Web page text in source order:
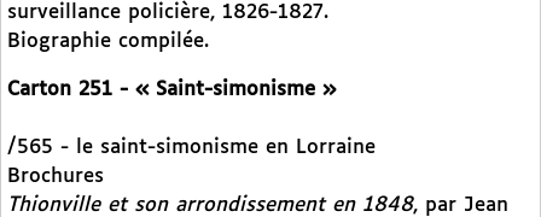
surveillance policière, 1826-1827.
Biographie compilée.
Carton 251 - « Saint-simonisme »
/565 - le saint-simonisme en Lorraine
Brochures
Thionville et son arrondissement en 1848, par Jean